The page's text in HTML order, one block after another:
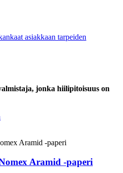
asiakkaan tarpeiden
jonka hiilipitoisuus on
Aramid -paperi